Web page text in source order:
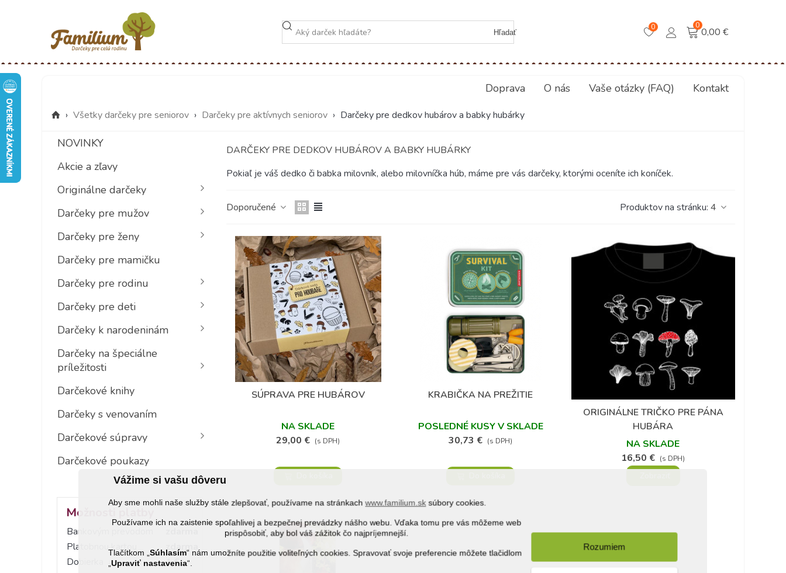
Vážime si vašu dôveru
Aby sme mohli naše služby stále zlepšovať, používame na stránkachwww.familium.sk súbory cookies.
Používame ich na zaistenie spoľahlivej a bezpečnej prevádzky nášho webu. Vďaka tomu pre vás môžeme web
prispôsobiť, aby bol váš zážitok čo najpríjemnejší.
Tlačítkom „Súhlasím“ nám umožníte použitie voliteľných cookies. Spravovať svoje preferencie môžete tlačidlom
„Upraviť nastavenia“.
Rozumiem
Hľadať
0 0
0,00 €
Doprava O nás Vaše otázky (FAQ) Kontakt
› Všetky darčeky pre seniorov › Darčeky pre aktívnych seniorov › Darčeky pre dedkov hubárov a babky hubárky
NOVINKY
Akcie a zľavy
Originálne darčeky
Darčeky pre mužov
Darčeky pre ženy
Darčeky pre mamičku
Darčeky pre rodinu
Darčeky pre deti
Darčeky k narodeninám
Darčeky na špeciálne
príležitosti
Darčekové knihy
Darčeky s venovaním
Darčekové súpravy
Darčekové poukazy
Možnosti platby
Bankovým prevodom
Platobnou kartou
zdarma
Dobierka
1 €
DARČEKY PRE DEDKOV HUBÁROV A BABKY HUBÁRKY
Pokiaľ je váš dedko či babka milovník, alebo milovníčka húb, máme pre vás darčeky, ktorými oceníte ich koníček.
Doporučené Produktov na stránku: 4
Obľúbené
SÚPRAVA PRE HUBÁROV
NA SKLADE
29,00 € (s DPH)
(1)
Obľúbené
KRABIČKA NA PREŽITIE
POSLEDNÉ KUSY V SKLADE
30,73 € (s DPH)
Obľúbené
ORIGINÁLNE TRIČKO PRE PÁNA
HUBÁRA
NA SKLADE
16,50 € (s DPH)